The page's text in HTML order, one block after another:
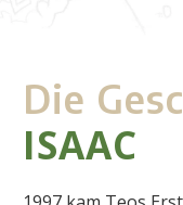
Die
ISAAC